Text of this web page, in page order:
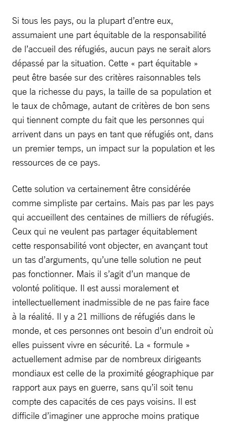
Si tous les pays, ou la plupart d’entre eux,
assumaient une part équitable de la responsabilité
de l’accueil des réfugiés, aucun pays ne serait alors
dépassé par la situation. Cette « part équitable »
peut être basée sur des critères raisonnables tels
que la richesse du pays, la taille de sa population et
le taux de chômage, autant de critères de bon sens
qui tiennent compte du fait que les personnes qui
arrivent dans un pays en tant que réfugiés ont, dans
un premier temps, un impact sur la population et les
ressources de ce pays.
Cette solution va certainement être considérée
comme simpliste par certains. Mais pas par les pays
qui accueillent des centaines de milliers de réfugiés.
Ceux qui ne veulent pas partager équitablement
cette responsabilité vont objecter, en avançant tout
un tas d’arguments, qu’une telle solution ne peut
pas fonctionner. Mais il s’agit d’un manque de
volonté politique. Il est aussi moralement et
intellectuellement inadmissible de ne pas faire face
à la réalité. Il y a 21 millions de réfugiés dans le
monde, et ces personnes ont besoin d’un endroit où
elles puissent vivre en sécurité. La « formule »
actuellement admise par de nombreux dirigeants
mondiaux est celle de la proximité géographique par
rapport aux pays en guerre, sans qu’il soit tenu
compte des capacités de ces pays voisins. Il est
difficile d’imaginer une approche moins pratique